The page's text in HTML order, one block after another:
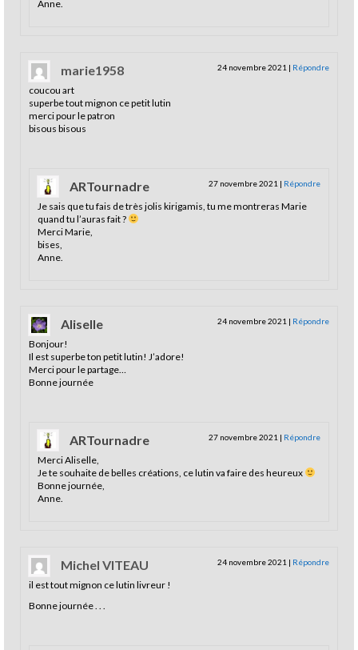
Anne.
marie1958 24 novembre 2021 | Répondre
coucou art
superbe tout mignon ce petit lutin
merci pour le patron
bisous bisous
ARTournadre 27 novembre 2021 | Répondre
Je sais que tu fais de très jolis kirigamis, tu me montreras Marie
quand tu l’auras fait ?
Merci Marie,
bises,
Anne.
Aliselle 24 novembre 2021 | Répondre
Bonjour!
Il est superbe ton petit lutin! J’adore!
Merci pour le partage…
Bonne journée
ARTournadre 27 novembre 2021 | Répondre
Merci Aliselle,
Je te souhaite de belles créations, ce lutin va faire des heureux
Bonne journée,
Anne.
Michel VITEAU 24 novembre 2021 | Répondre
il est tout mignon ce lutin livreur !
Bonne journée . . .